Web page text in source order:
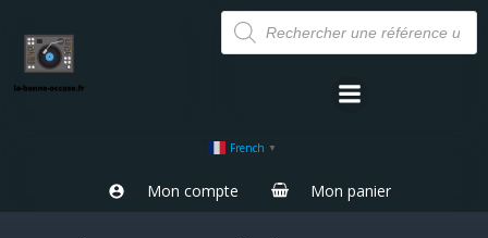
Aller
au
contenu
Recherche
de
produits
French ▼
Mon compte Mon panier